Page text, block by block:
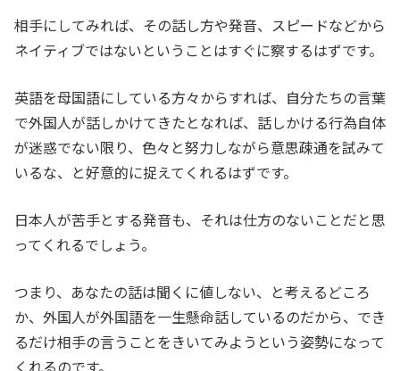
相手にしてみれば、その話し方や発音、スピードなどから
ネイティブではないということはすぐに察するはずです。
英語を母国語にしている方々からすれば、自分たちの言葉
で外国人が話しかけてきたとなれば、話しかける行為自体
が迷惑でない限り、色々と努力しながら意思疎通を試みて
いるな、と好意的に捉えてくれるはずです。
日本人が苦手とする発音も、それは仕方のないことだと思
ってくれるでしょう。
つまり、あなたの話は聞くに値しない、と考えるどころ
か、外国人が外国語を一生懸命話しているのだから、でき
るだけ相手の言うことをきいてみようという姿勢になって